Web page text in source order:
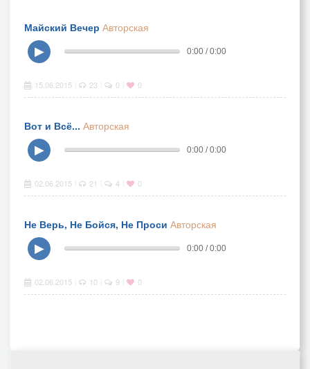
Майский Вечер Авторская
▶
0:00 / 0:00
15.06.2015 23 0 0
Вот и Всё... Авторская
▶
0:00 / 0:00
02.06.2015 21 4 0
Не Верь, Не Бойся, Не Проси Авторская
▶
0:00 / 0:00
02.06.2015 10 9 0